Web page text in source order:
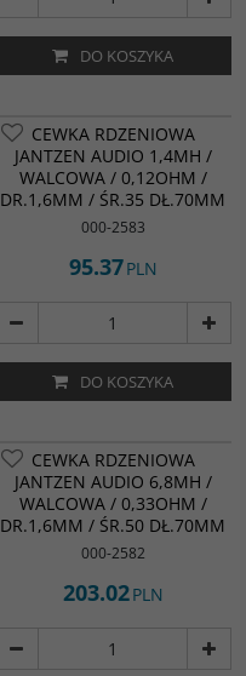
DO KOSZYKA
CEWKA RDZENIOWA
JANTZEN AUDIO 1,4MH /
WALCOWA / 0,12OHM /
DR.1,6MM / ŚR.35 DŁ.70MM
000-2583
95.37PLN
DO KOSZYKA
CEWKA RDZENIOWA
JANTZEN AUDIO 6,8MH /
WALCOWA / 0,33OHM /
DR.1,6MM / ŚR.50 DŁ.70MM
000-2582
203.02PLN